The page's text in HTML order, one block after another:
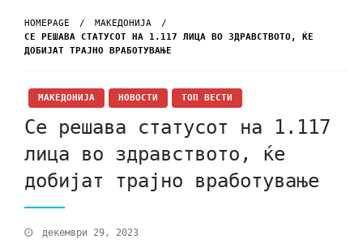
HOMEPAGE
МАКЕДОНИЈА
СЕ РЕШАВА СТАТУСОТ НА 1.117 ЛИЦА ВО ЗДРАВСТВОТО, ЌЕ
ДОБИЈАТ ТРАЈНО ВРАБОТУВАЊЕ
МАКЕДОНИЈА НОВОСТИ ТОП ВЕСТИ
Се решава статусот на 1.117
лица во здравството, ќе
добијат трајно вработување
декември 29, 2023